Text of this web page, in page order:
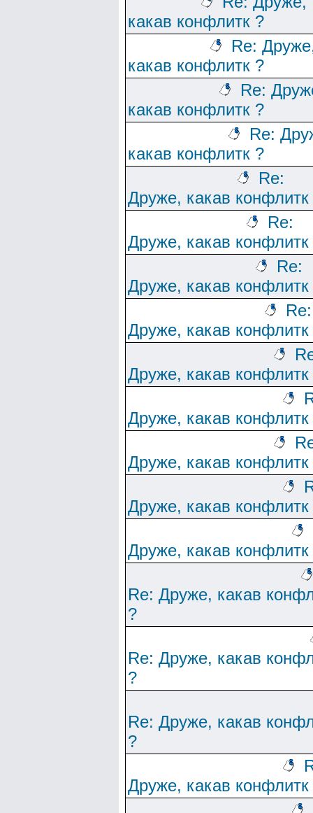
какав конфлитк ?
Re:
какав конфлитк ?
Re:
какав конфлитк ?
Re:
какав конфлитк ?
Re:
Друже, какав конфлитк
Re:
Друже, какав конфлитк
Re:
Друже, какав конфлитк
Re:
Друже, какав конфлитк
Друже, какав конфлитк
Друже, какав конфлитк
Друже, какав конфлитк
Друже, какав конфлитк
Друже, какав конфлитк
Re: Друже, какав
?
Re: Друже, какав
?
Re: Друже, какав
?
Друже, какав конфлитк